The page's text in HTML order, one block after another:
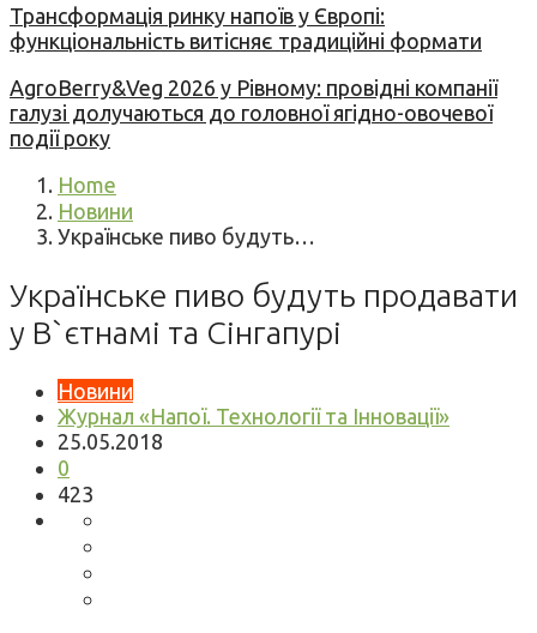
Трансформація ринку напоїв у Європі:
функціональність витісняє традиційні формати
AgroBerry&Veg 2026 у Рівному: провідні компанії
галузі долучаються до головної ягідно-овочевої
події року
Home
Новини
Українське пиво будуть…
Українське пиво будуть продавати
у В`єтнамі та Сінгапурі
Новини
Журнал «Напої. Технології та Інновації»
25.05.2018
0
423